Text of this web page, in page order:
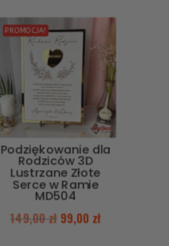
PROMOCJA!
Podziękowanie dla
Rodziców 3D
Lustrzane Złote
Serce w Ramie
MD504
149,00 zł 99,00 zł